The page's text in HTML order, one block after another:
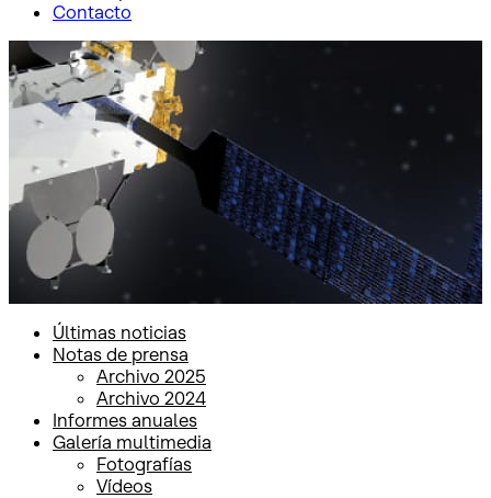
Contacto
Inicio Sala de prensa
Notas de prensa
Últimas noticias
Notas de prensa
Archivo 2025
Archivo 2024
Informes anuales
Galería multimedia
Fotografías
Vídeos